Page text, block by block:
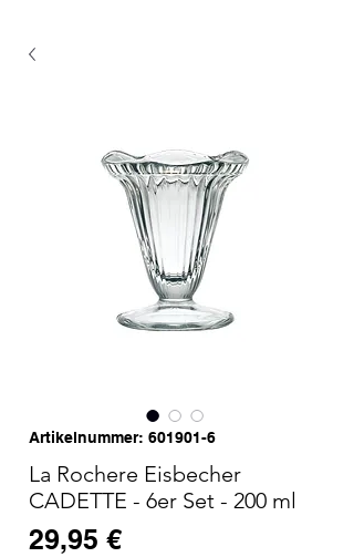
Artikelnummer: 601901-6
La Rochere Eisbecher
CADETTE - 6er Set - 200 ml
29,95 €Preis